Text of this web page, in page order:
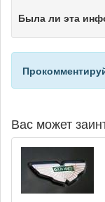
Была ли эта
Вас может